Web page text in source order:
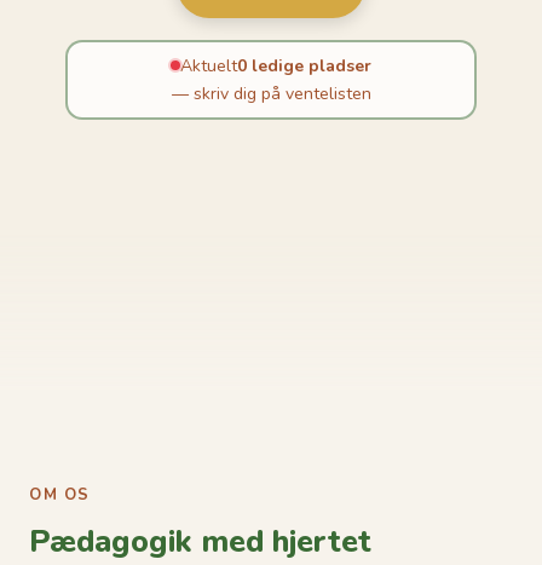
Aktuelt0 ledige pladser
— skriv dig på ventelisten
OM OS
Pædagogik med hjertet